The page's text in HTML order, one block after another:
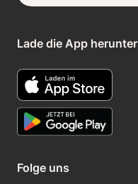
Lade die App herunter
Folge uns